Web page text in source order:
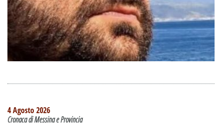
4 Agosto 2026
Cronaca di Messina e Provincia